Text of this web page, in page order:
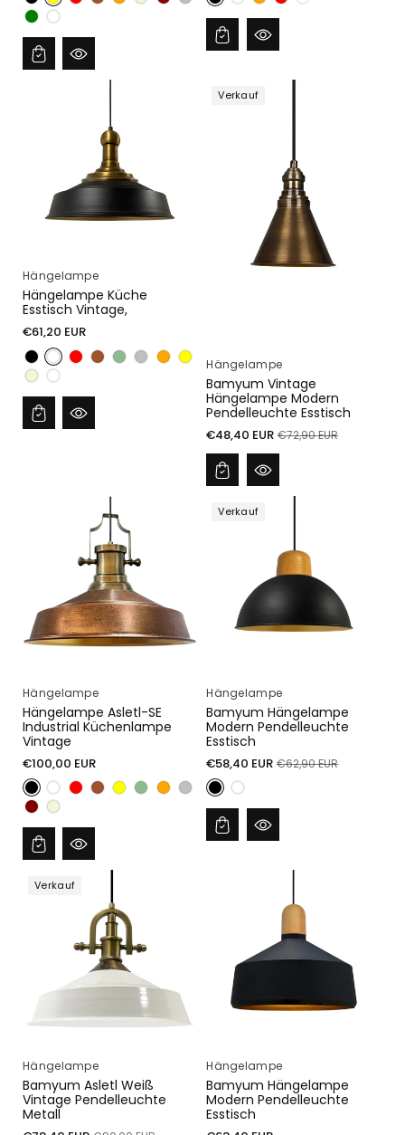
Hängelampe
Hängelampe Küche
Esstisch Vintage,
Normaler
Preis
€61,20 EUR
Hängelampe
Bamyum Vintage
Hängelampe Modern
Pendelleuchte Esstisch
Verkaufspreis
€48,40 EUR Normaler
Preis
€72,90 EUR
Verkauf
Hängelampe
Hängelampe Asletl-SE
Industrial Küchenlampe
Vintage
Normaler
Preis
€100,00 EUR
Hängelampe
Bamyum Hängelampe
Modern Pendelleuchte
Esstisch
Verkaufspreis
€58,40 EUR Normaler
€62,90 EUR
Verkauf
Hängelampe
Bamyum Asletl Weiß
Vintage Pendelleuchte
Metall
Verkauf
Hängelampe
Bamyum Hängelampe
Modern Pendelleuchte
Esstisch